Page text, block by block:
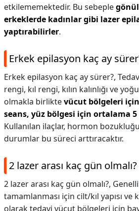
etkilememektedir. Bu sebeple
erkeklerde kadınlar gibi lazer
yaptırabilirler.
Erkek epilasyon kaç ay
Erkek epilasyon kaç ay sürer?,
rengi, kıl rengi, kılın kalınlığı ve
olmakla birliktevücut bölgeleri
seans, yüz bölgesi için ortalama 5
Kullanılan ilaçlar, hormon
durumlar bu süreci arttıracaktır.
2 lazer arası kaç gün olmalı?
2 lazer arası kaç gün olmalı?,
tamamlanması için cilt/kıl yapısı ve
olarak tedavi vücut bölgeleri için